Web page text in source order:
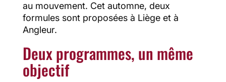
au mouvement. Cet automne, deux
formules sont proposées à Liège et à
Angleur.
Deux programmes, un même
objectif